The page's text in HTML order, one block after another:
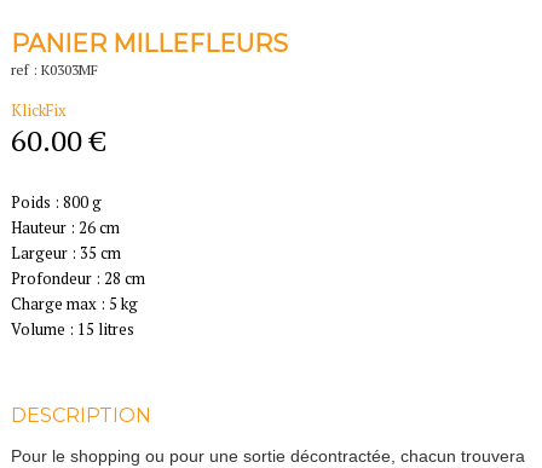
PANIER MILLEFLEURS
ref : K0303MF
KlickFix
60.00 €
Poids : 800 g
Hauteur : 26 cm
Largeur : 35 cm
Profondeur : 28 cm
Charge max : 5 kg
Volume : 15 litres
DESCRIPTION
Pour le shopping ou pour une sortie décontractée, chacun trouvera